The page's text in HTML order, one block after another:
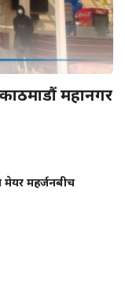
महानगर
मेयर महर्जनबीच